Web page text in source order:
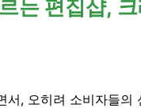
는 편집샵,
서, 오히려 소비자들의